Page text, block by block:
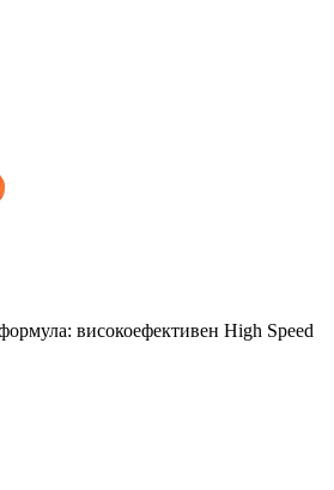
високоефективен High Speed